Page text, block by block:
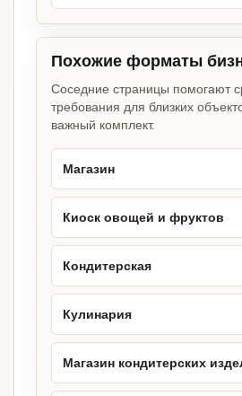
Похожие форматы
Соседние страницы помогают
требования для близких
важный комплект.
Магазин
Киоск овощей и фруктов
Кондитерская
Кулинария
Магазин кондитерских